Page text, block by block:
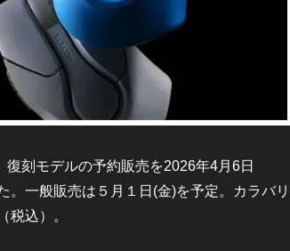
刻モデルの予約販売を2026年4月6日
一般販売は５月１日(金)を予定。カラバリ
税込）。